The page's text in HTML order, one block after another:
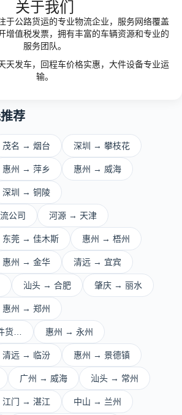
关于我们
于公路货运的专业物流企业，服务网络覆盖
增值税发票，拥有丰富的车辆资源和专业的
服务团队。
天发车，回程车价格实惠，大件设备专业运
输。
荐
茂名 → 烟台 深圳 → 攀枝花
惠州 → 萍乡 惠州 → 威海
深圳 → 铜陵
公司 河源 → 天津
东莞 → 佳木斯 惠州 → 梧州
惠州 → 金华 清远 → 宜宾
汕头 → 合肥 肇庆 → 丽水
惠州 → 郑州
货… 惠州 → 永州
清远 → 临汾 惠州 → 景德镇
广州 → 威海 汕头 → 常州
江门 → 湛江 中山 → 兰州